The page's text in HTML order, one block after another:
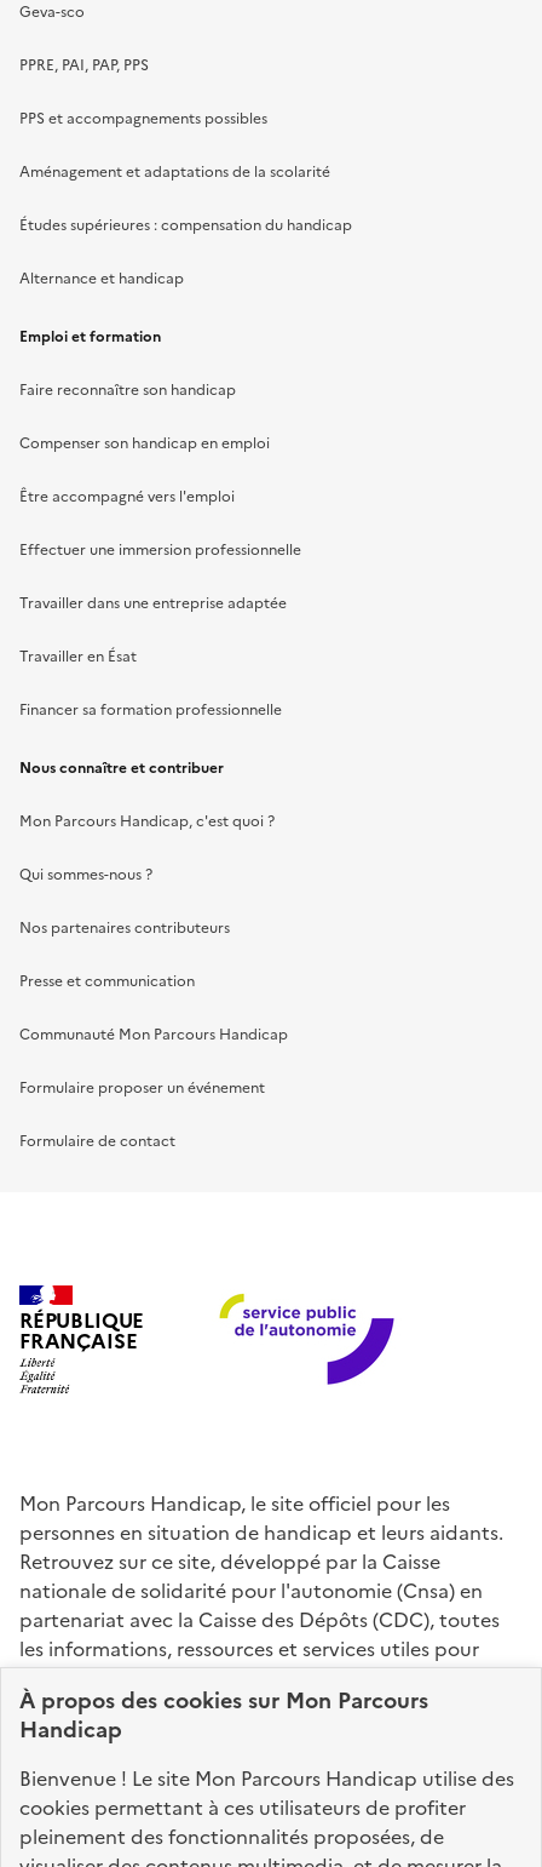
À propos descookiessur Mon Parcours
Handicap
Bienvenue ! Le site Mon Parcours Handicap utilise des
cookies permettant à ces utilisateurs de profiter
pleinement des fonctionnalités proposées, de
Geva-sco
PPRE, PAI, PAP, PPS
PPS et accompagnements possibles
Aménagement et adaptations de la scolarité
Études supérieures : compensation du handicap
Alternance et handicap
Emploi et formation
Faire reconnaître son handicap
Compenser son handicap en emploi
Être accompagné vers l'emploi
Effectuer une immersion professionnelle
Travailler dans une entreprise adaptée
Travailler en Ésat
Financer sa formation professionnelle
Nous connaître et contribuer
Mon Parcours Handicap, c'est quoi ?
Qui sommes-nous ?
Nos partenaires contributeurs
Presse et communication
Communauté Mon Parcours Handicap
Formulaire proposer un événement
Formulaire de contact
RÉPUBLIQUE
FRANÇAISE
Mon Parcours Handicap, le site officiel pour les
personnes en situation de handicap et leurs aidants.
Retrouvez sur ce site, développé par la Caisse
nationale de solidarité pour l'autonomie (Cnsa) en
partenariat avec la Caisse des Dépôts (CDC), toutes
les informations, ressources et services utiles pour
connaître vos droits, effectuer vos démarches,
identifier vos interlocuteurs.
Nos sites partenaires
info.gouv.fr service-public.fr legifrance.gouv.fr
data.gouv.fr